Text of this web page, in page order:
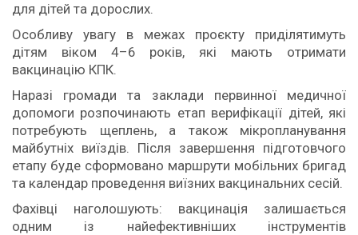
для дітей та дорослих.
Особливу увагу в межах проєкту приділятимуть
дітям віком 4–6 років, які мають отримати
вакцинацію КПК.
Наразі громади та заклади первинної медичної
допомоги розпочинають етап верифікації дітей, які
потребують щеплень, а також мікропланування
майбутніх виїздів. Після завершення підготовчого
етапу буде сформовано маршрути мобільних бригад
та календар проведення виїзних вакцинальних сесій.
Фахівці наголошують: вакцинація залишається
одним із найефективніших інструментів